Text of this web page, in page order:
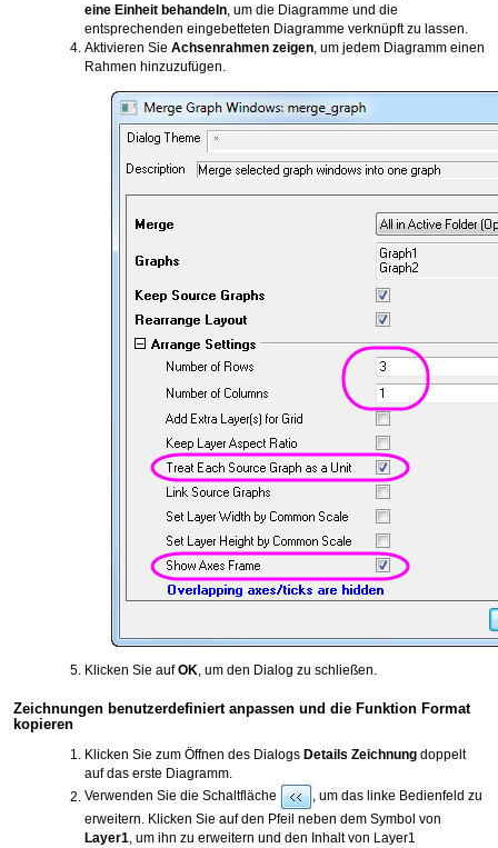
eine Einheit behandeln , um die Diagramme und die
entsprechenden eingebetteten Diagramme verknüpft zu lassen.
Aktivieren Sie Achsenrahmen zeigen , um jedem Diagramm einen
Rahmen hinzuzufügen.
Klicken Sie aufOK, um den Dialog zu schließen.
Zeichnungen benutzerdefiniert anpassen und die Funktion Format
kopieren
Klicken Sie zum Öffnen des Dialogs Details Zeichnung doppelt
auf das erste Diagramm.
Verwenden Sie die Schaltfläche
, um das linke Bedienfeld zu
erweitern. Klicken Sie auf den Pfeil neben dem Symbol von
Layer1, um ihn zu erweitern und den Inhalt von Layer1